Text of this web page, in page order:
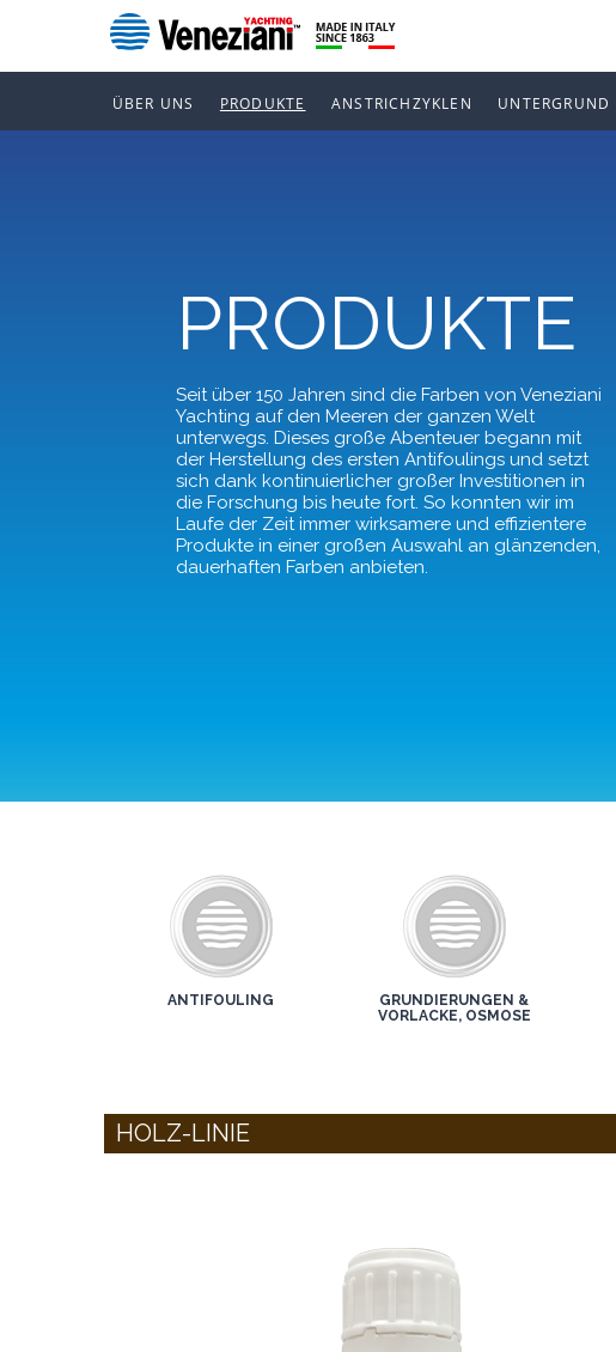
ÜBER UNS PRODUKTE ANSTRICHZYKLEN UNTERGRUND
PRODUKTE
Seit über 150 Jahren sind die Farben von Veneziani
Yachting auf den Meeren der ganzen Welt
unterwegs. Dieses große Abenteuer begann mit
der Herstellung des ersten Antifoulings und setzt
sich dank kontinuierlicher großer Investitionen in
die Forschung bis heute fort. So konnten wir im
Laufe der Zeit immer wirksamere und effizientere
Produkte in einer großen Auswahl an glänzenden,
dauerhaften Farben anbieten.
ANTIFOULING
GRUNDIERUNGEN &
VORLACKE, OSMOSE
HOLZ-LINIE